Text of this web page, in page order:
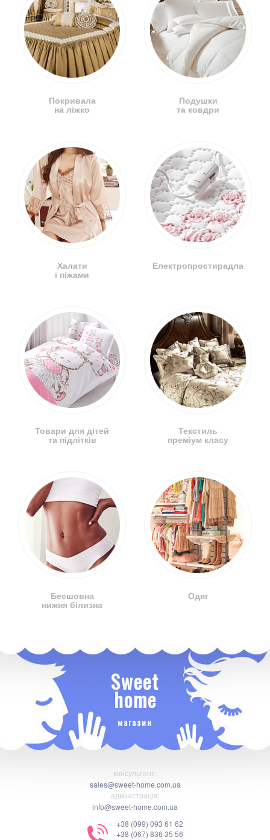
Покривала
на ліжко
Халати
і піжами
Товари для дітей
та підлітків
Бесшовна
нижня білизна
Подушки
та ковдри
Електропростирадла
Текстиль
преміум класу
Одяг
Sweet
home
магазин
консультант:
sales@sweet-home.com.ua
адміністрація:
info@sweet-home.com.ua
+38 (099) 093 61 62
+38 (067) 836 35 56